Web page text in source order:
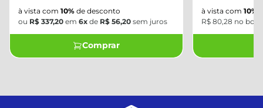
à vista com 10% de desconto
ou R$ 337,20 em 6x de R$ 56,20 sem juros
Comprar
à vista com 10%
R$ 80,28 no